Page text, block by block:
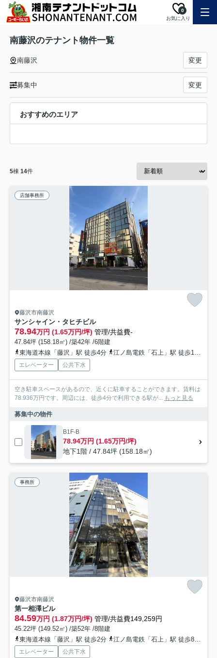
お気に入り
0
南藤沢のテナント物件一覧
南藤沢 変更
募集中 変更
おすすめのエリア
5棟 14件
店舗事務所
藤沢市南藤沢
サンシャイン・タヒチビル
78.94万円 (1.65万円/坪) 管理/共益費-
47.84坪 (158.18㎡) /築42年 /6階建
東海道本線「藤沢」駅 徒歩4分
江ノ島電鉄「石上」駅 徒歩14分
エレベーター 公共下水
空き駐車スペースがあるので、近くに駐車することができます。賃料は
78.936万円です。周辺には、徒歩4分で利用できる駅が... もっと見る
募集中の物件
B1F-B
78.94万円 (1.65万円/坪)
地下1階 / 47.84坪 (158.18㎡)
事務所
藤沢市南藤沢
第一相澤ビル
84.59万円 (1.87万円/坪) 管理/共益費149,259円
45.22坪 (149.52㎡) /築52年 /8階建
東海道本線「藤沢」駅 徒歩2分
江ノ島電鉄「石上」駅 徒歩8分
エレベーター 公共下水